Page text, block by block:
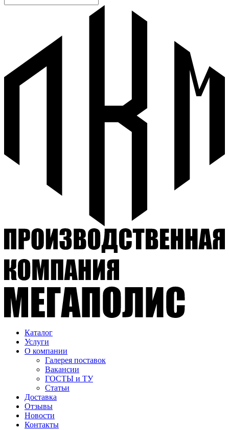
Каталог
Услуги
О компании
Галерея поставок
Вакансии
ГОСТЫ и ТУ
Статьи
Доставка
Отзывы
Новости
Контакты